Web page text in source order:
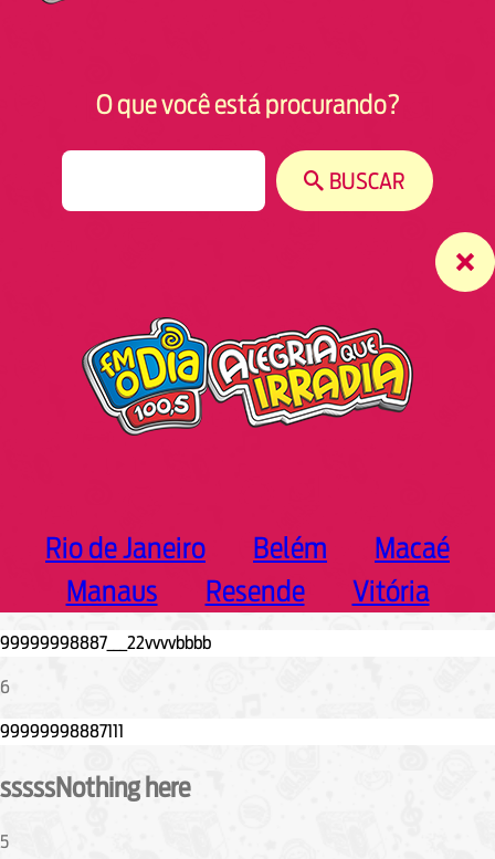
O que você está procurando?
BUSCAR
Rio de Janeiro Belém
Macaé
Manaus
Resende Vitória
6
sssssNothing here
5